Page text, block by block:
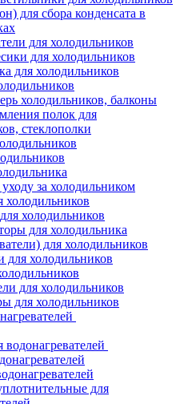
для сбора конденсата в
для холодильников
для холодильников
для холодильников
холодильников, балконы
полок для
стеклополки
за холодильником
холодильников
холодильников
для холодильника
для холодильников
для холодильников
для холодильников
для холодильников
водонагревателей
для